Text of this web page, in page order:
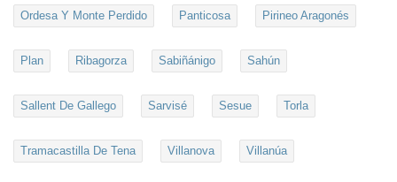
Ordesa Y Monte Perdido Panticosa Pirineo Aragonés
Plan Ribagorza Sabiñánigo Sahún
Sallent De Gallego Sarvisé Sesue Torla
Tramacastilla De Tena Villanova Villanúa